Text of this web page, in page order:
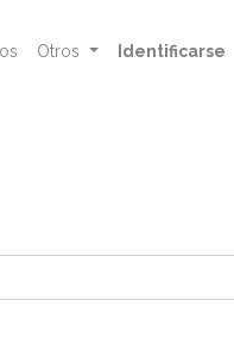
Otros Identificarse